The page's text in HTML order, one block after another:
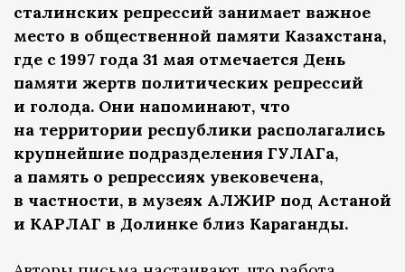
сталинских репрессий занимает важное
место в общественной памяти Казахстана,
где с 1997 года 31 мая отмечается День
памяти жертв политических репрессий
и голода. Они напоминают, что
на территории республики располагались
крупнейшие подразделения ГУЛАГа,
а память о репрессиях увековечена,
в частности, в музеях АЛЖИР под Астаной
и КАРЛАГ в Долинке близ Караганды.